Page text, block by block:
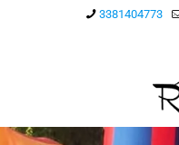
3381404773